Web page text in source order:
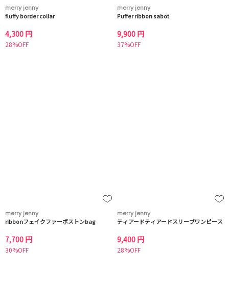
merry jenny
fluffy border collar
4,300 円
28%OFF
merry jenny
Puffer ribbon sabot
9,900 円
37%OFF
merry jenny
ribbonフェイクファーボストンbag
7,700 円
30%OFF
merry jenny
ティアードティアードスリーブワンピース
9,400 円
28%OFF